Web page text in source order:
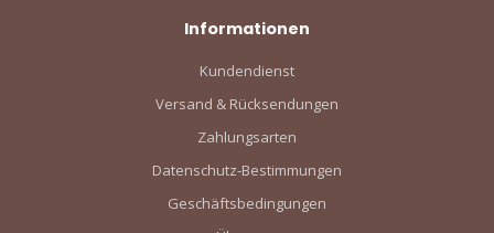
Informationen
Kundendienst
Versand & Rücksendungen
Zahlungsarten
Datenschutz-Bestimmungen
Geschäftsbedingungen